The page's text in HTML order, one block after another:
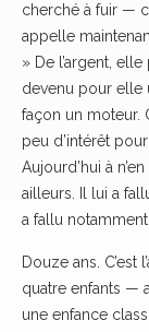
cherché à fuir —
appelle
» De l’argent,
devenu pour elle
façon un moteur.
peu d’intérêt
Aujourd’hui à
ailleurs. Il lui a
a fallu
Douze ans.
quatre enfants —
une enfance